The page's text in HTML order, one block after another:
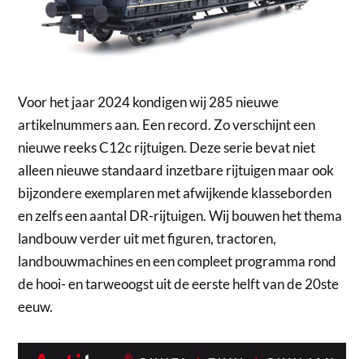
Voor het jaar 2024 kondigen wij 285 nieuwe
artikelnummers aan. Een record. Zo verschijnt een
nieuwe reeks C12c rijtuigen. Deze serie bevat niet
alleen nieuwe standaard inzetbare rijtuigen maar ook
bijzondere exemplaren met afwijkende klasseborden
en zelfs een aantal DR-rijtuigen. Wij bouwen het thema
landbouw verder uit met figuren, tractoren,
landbouwmachines en een compleet programma rond
de hooi- en tarweoogst uit de eerste helft van de 20ste
eeuw.